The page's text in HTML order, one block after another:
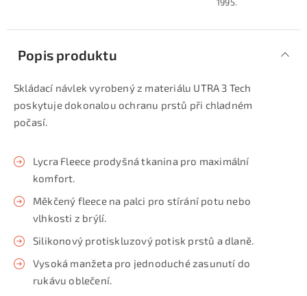
Popis produktu
Skládací návlek vyrobený z materiálu UTRA 3 Tech
poskytuje dokonalou ochranu prstů při chladném
počasí.
Lycra Fleece prodyšná tkanina pro maximální
komfort.
Měkčený fleece na palci pro stírání potu nebo
vlhkosti z brýlí.
Silikonový protiskluzový potisk prstů a dlaně.
Vysoká manžeta pro jednoduché zasunutí do
rukávu oblečení.